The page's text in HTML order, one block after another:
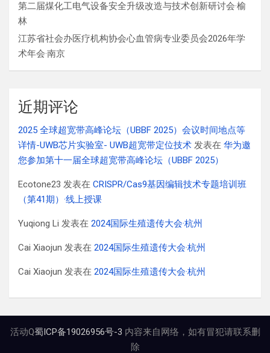
第二届煤化工电气设备安全升级改造与技术创新研讨会·榆
林
江苏省社会办医疗机构协会心血管病专业委员会2026年学
术年会·南京
近期评论
2025 全球超宽带高峰论坛（UBBF 2025）会议时间地点等
详情-UWB芯片实验室- UWB超宽带定位技术 发表在 华为邀
您参加第十一届全球超宽带高峰论坛（UBBF 2025）
Ecotone23 发表在 CRISPR/Cas9基因编辑技术专题培训班
（第41期）·线上授课
Yuqiong Li 发表在 2024国际生殖遗传大会·杭州
Cai Xiaojun 发表在 2024国际生殖遗传大会·杭州
Cai Xiaojun 发表在 2024国际生殖遗传大会·杭州
活动Q蜀ICP备19026956号-3 内容来自网络，如有冒犯请联系删
除